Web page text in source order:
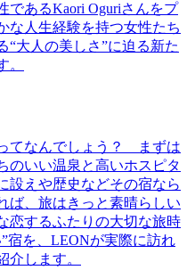
であるKaori Oguriさんをプ
な人生経験を持つ女性たち
“大人の美しさ”に迫る新た
。
てなんでしょう？ まずは
のいい温泉と高いホスピタ
設えや歴史などその宿なら
ば、旅はきっと素晴らしい
恋するふたりの大切な旅時
宿を、LEONが実際に訪れ
介します。